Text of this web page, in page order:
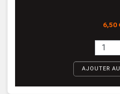
Prix
6,50
AJOUTER